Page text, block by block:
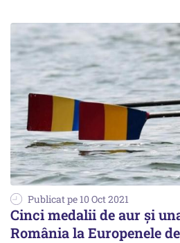
Publicat pe 10 Oct 2021
Cinci medalii de aur şi
România la Europenele